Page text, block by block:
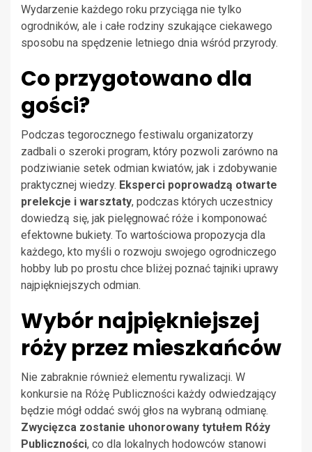
Wydarzenie każdego roku przyciąga nie tylko
ogrodników, ale i całe rodziny szukające ciekawego
sposobu na spędzenie letniego dnia wśród przyrody.
Co przygotowano dla
gości?
Podczas tegorocznego festiwalu organizatorzy
zadbali o szeroki program, który pozwoli zarówno na
podziwianie setek odmian kwiatów, jak i zdobywanie
praktycznej wiedzy. Eksperci poprowadzą otwarte
prelekcje i warsztaty, podczas których uczestnicy
dowiedzą się, jak pielęgnować róże i komponować
efektowne bukiety. To wartościowa propozycja dla
każdego, kto myśli o rozwoju swojego ogrodniczego
hobby lub po prostu chce bliżej poznać tajniki uprawy
najpiękniejszych odmian.
Wybór najpiękniejszej
róży przez mieszkańców
Nie zabraknie również elementu rywalizacji. W
konkursie na Różę Publiczności każdy odwiedzający
będzie mógł oddać swój głos na wybraną odmianę.
Zwycięzca zostanie uhonorowany tytułem Róży
Publiczności, co dla lokalnych hodowców stanowi